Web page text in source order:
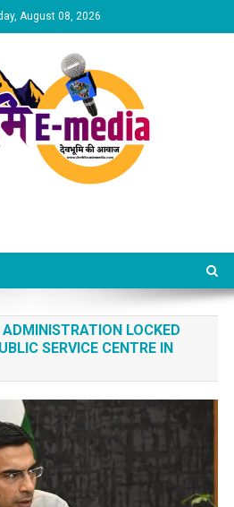
August 08, 2026
LOCKED
SERVICE CENTRE IN